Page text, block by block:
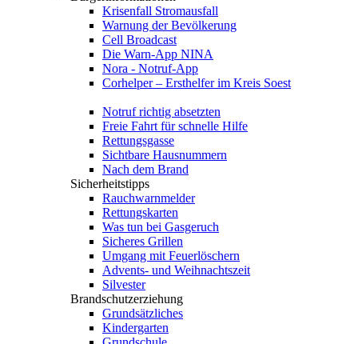
Krisenfall Stromausfall
Warnung der Bevölkerung
Cell Broadcast
Die Warn-App NINA
Nora - Notruf-App
Corhelper – Ersthelfer im Kreis Soest
Notruf richtig absetzten
Freie Fahrt für schnelle Hilfe
Rettungsgasse
Sichtbare Hausnummern
Nach dem Brand
Sicherheitstipps
Rauchwarnmelder
Rettungskarten
Was tun bei Gasgeruch
Sicheres Grillen
Umgang mit Feuerlöschern
Advents- und Weihnachtszeit
Silvester
Brandschutzerziehung
Grundsätzliches
Kindergarten